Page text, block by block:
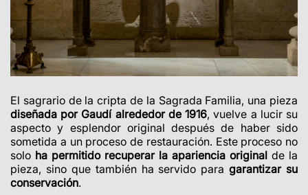
El sagrario de la cripta de la Sagrada Familia, una pieza
diseñada por Gaudí alrededor de 1916, vuelve a lucir su
aspecto y esplendor original después de haber sido
sometida a un proceso de restauración. Este proceso no
solo ha permitido recuperar la apariencia original de la
pieza, sino que también ha servido paragarantizar su
conservación.